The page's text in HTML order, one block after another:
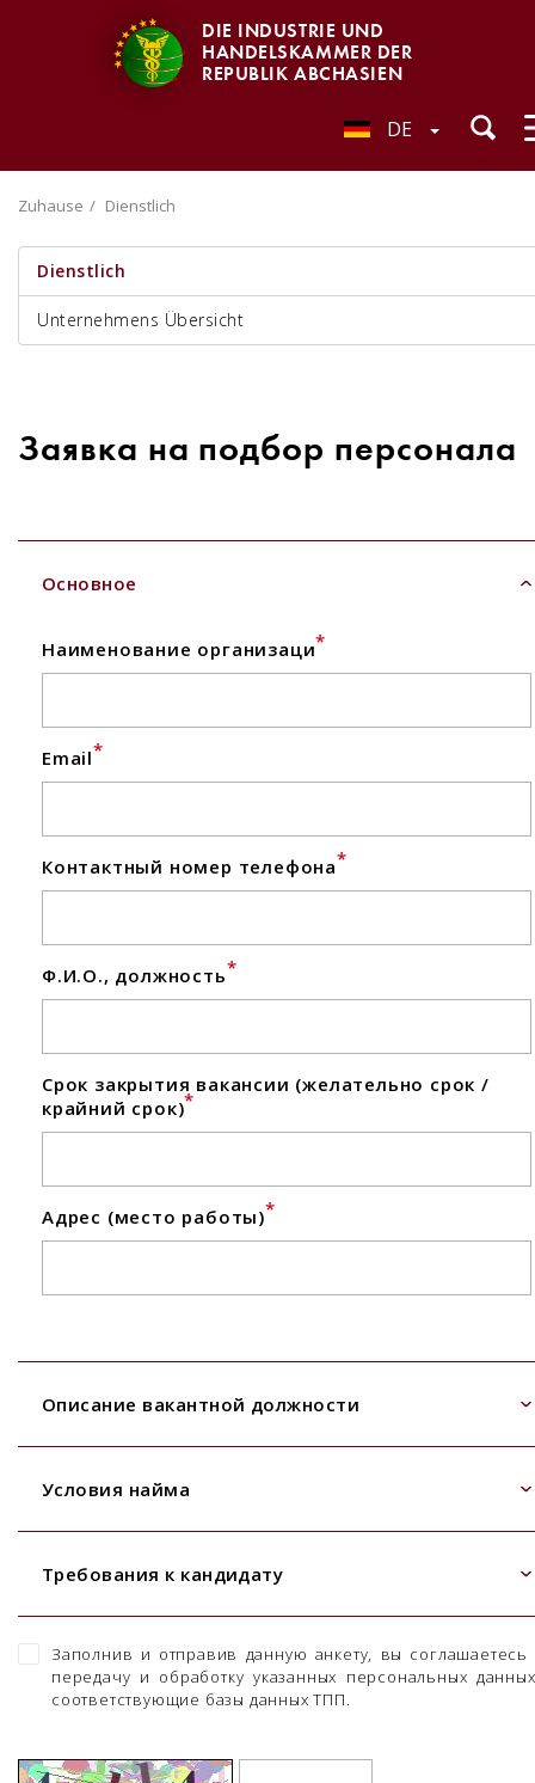
DIE INDUSTRIE UND
HANDELSKAMMER DER
REPUBLIK ABCHASIEN
DE
Zuhause Dienstlich
Dienstlich
Unternehmens Übersicht
Заявка на подбор персонала
Основное
Наименование организаци*
Email*
Контактный номер телефона*
Ф.И.О., должность*
Срок закрытия вакансии (желательно срок /
крайний срок)*
Адрес (место работы)*
Описание вакантной должности
Условия найма
Требования к кандидату
Заполнив и отправив данную анкету, вы соглашаетесь
передачу и обработку указанных персональных
соответствующие базы данных ТПП.